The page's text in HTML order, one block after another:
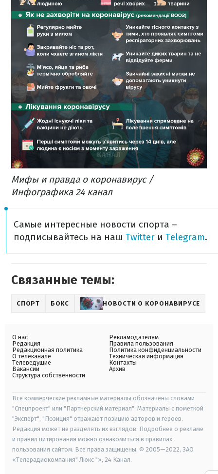
Мифы и правда о коронавирус /
Инфографика 24 канал
Самые интересные новости спорта –
подписывайтесь на наш Twitter и Telegram.
Связанные темы:
СПОРТ БОКС НОВОСТИ О КОРОНАВИРУСЕ
О нас
Редакция
Редакционная политика
О телеканале
Телеведущие
Вакансии
Структура собственности
Рекламодателям
Правила пользования
Политика конфиденциальности
Техническая информация
Контакты
Архив
Все коммерческие рекламные материалы обозначены словами
"Спецпроект" или "Партнерский материал". Материалы с пометкой
"Эксперт", "Позиция" отражают позицию авторов и героев.
Редакция может не разделять их взглядов. Подробнее о рекламе
и правил цитирования можно ознакомиться в правилах
пользования сайтом. Все права защищены. © 2005—2022, ЗАО
«Телерадиокомпания" Люкс "», 24 Канал.